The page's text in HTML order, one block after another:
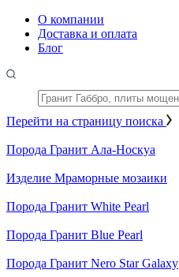
О компании
Доставка и оплата
Блог
Перейти на страницу поиска
Порода Гранит Ала-Носкуа
Изделие Мраморные мозаики
Порода Гранит White Pearl
Порода Гранит Blue Pearl
Порода Гранит Nero Star Galaxy